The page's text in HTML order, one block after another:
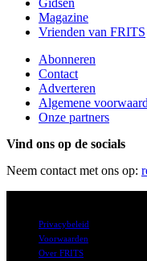
Gidsen
Magazine
Vrienden van FRITS
Abonneren
Contact
Adverteren
Algemene
Onze partners
Vind ons op de socials
Neem contact met ons op:
Privacybeleid
Voorwaarden
Over FRITS